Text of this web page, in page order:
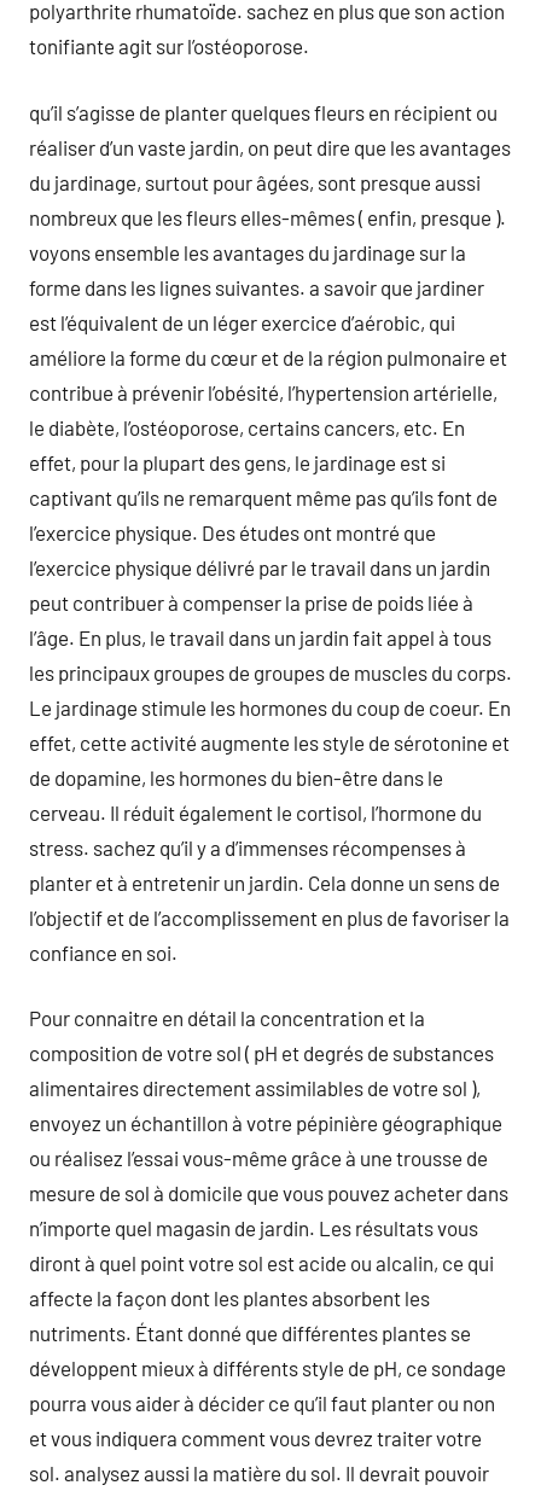
polyarthrite rhumatoïde. sachez en plus que son action
tonifiante agit sur l’ostéoporose.
qu’il s’agisse de planter quelques fleurs en récipient ou
réaliser d’un vaste jardin, on peut dire que les avantages
du jardinage, surtout pour âgées, sont presque aussi
nombreux que les fleurs elles-mêmes ( enfin, presque ).
voyons ensemble les avantages du jardinage sur la
forme dans les lignes suivantes. a savoir que jardiner
est l’équivalent de un léger exercice d’aérobic, qui
améliore la forme du cœur et de la région pulmonaire et
contribue à prévenir l’obésité, l’hypertension artérielle,
le diabète, l’ostéoporose, certains cancers, etc. En
effet, pour la plupart des gens, le jardinage est si
captivant qu’ils ne remarquent même pas qu’ils font de
l’exercice physique. Des études ont montré que
l’exercice physique délivré par le travail dans un jardin
peut contribuer à compenser la prise de poids liée à
l’âge. En plus, le travail dans un jardin fait appel à tous
les principaux groupes de groupes de muscles du corps.
Le jardinage stimule les hormones du coup de coeur. En
effet, cette activité augmente les style de sérotonine et
de dopamine, les hormones du bien-être dans le
cerveau. Il réduit également le cortisol, l’hormone du
stress. sachez qu’il y a d’immenses récompenses à
planter et à entretenir un jardin. Cela donne un sens de
l’objectif et de l’accomplissement en plus de favoriser la
confiance en soi.
Pour connaitre en détail la concentration et la
composition de votre sol ( pH et degrés de substances
alimentaires directement assimilables de votre sol ),
envoyez un échantillon à votre pépinière géographique
ou réalisez l’essai vous-même grâce à une trousse de
mesure de sol à domicile que vous pouvez acheter dans
n’importe quel magasin de jardin. Les résultats vous
diront à quel point votre sol est acide ou alcalin, ce qui
affecte la façon dont les plantes absorbent les
nutriments. Étant donné que différentes plantes se
développent mieux à différents style de pH, ce sondage
pourra vous aider à décider ce qu’il faut planter ou non
et vous indiquera comment vous devrez traiter votre
sol. analysez aussi la matière du sol. Il devrait pouvoir